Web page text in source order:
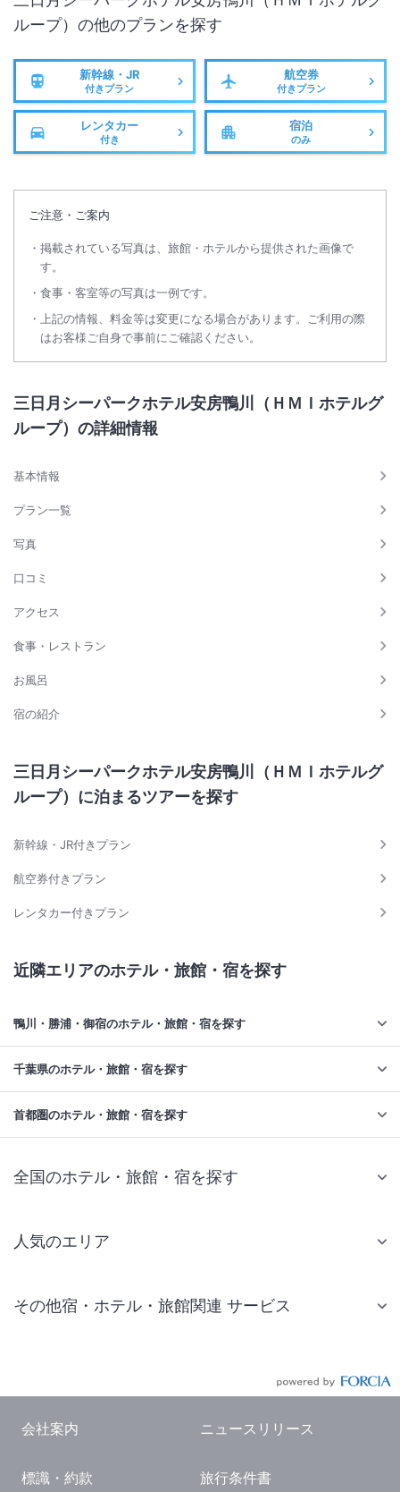
営業時間変更：2026年4月1日～当面の間
変更前）平日 10：00～18：00（最終受付17：00）
ループ） の他のプランを探す
新幹線・JR
付きプラン
航空券
付きプラン
レンタカー
付き
宿泊
のみ
ご注意・ご案内
掲載されている写真は、旅館・ホテルから提供された画像で
す。
食事・客室等の写真は一例です。
上記の情報、料金等は変更になる場合があります。ご利用の際
はお客様ご自身で事前にご確認ください。
三日月シーパークホテル安房鴨川（ＨＭＩホテルグ
ループ）の詳細情報
基本情報
プラン一覧
写真
口コミ
アクセス
食事・レストラン
お風呂
宿の紹介
三日月シーパークホテル安房鴨川（ＨＭＩホテルグ
ループ）に泊まるツアーを探す
新幹線・JR付きプラン
航空券付きプラン
レンタカー付きプラン
近隣エリアのホテル・旅館・宿を探す
鴨川・勝浦・御宿のホテル・旅館・宿を探す
千葉県のホテル・旅館・宿を探す
首都圏のホテル・旅館・宿を探す
全国のホテル・旅館・宿を探す
人気のエリア
仙台 ホテル
東京ドーム ホテル
横浜 ホテル
その他宿・ホテル・旅館関連 サービス
国内観光ガイド
会社案内 ニュースリリース
標識・約款 旅行条件書